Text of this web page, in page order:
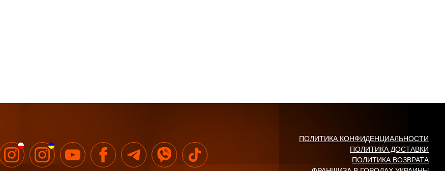
ПОЛИТИКА КОНФИДЕНЦИАЛЬНОСТИ
ПОЛИТИКА ДОСТАВКИ
ПОЛИТИКА ВОЗВРАТА